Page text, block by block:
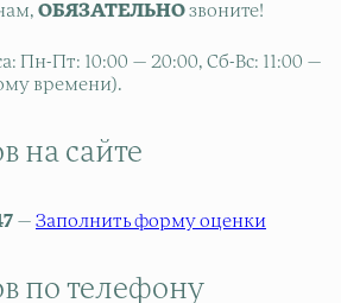
ОБЯЗАТЕЛЬНО звоните!
Пн-Пт: 10:00 — 20:00, Сб-Вс: 11:00 —
времени).
на сайте
— Заполнить форму оценки
по телефону